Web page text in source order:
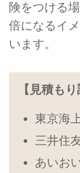
険をつける
倍になるイ
います。
【見積も
東京海
三井住
あいお